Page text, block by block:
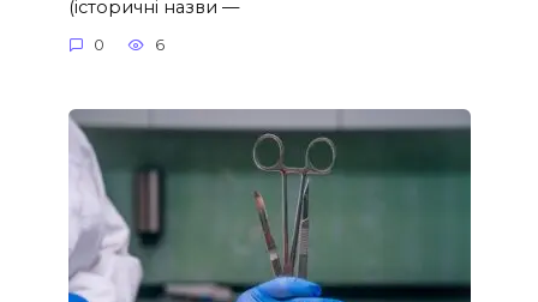
(історичні назви —
0 6